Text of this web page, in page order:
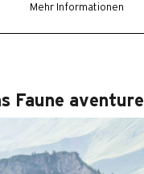
Mehr Informationen
Faune aventure